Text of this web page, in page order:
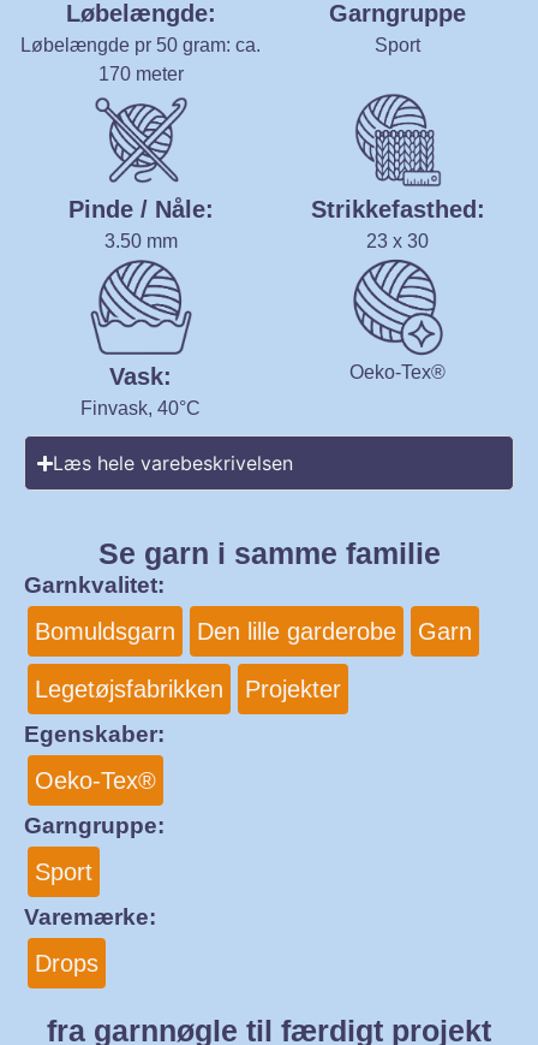
Løbelængde:
Løbelængde pr 50 gram: ca.
170 meter
Garngruppe
Sport
Pinde / Nåle:
3.50 mm
Strikkefasthed:
23 x 30
Vask:
Finvask, 40°C
Oeko-Tex®
Læs hele varebeskrivelsen
Se garn i samme familie
Garnkvalitet:
Bomuldsgarn Den lille garderobe Garn
Legetøjsfabrikken Projekter
Egenskaber:
Oeko-Tex®
Garngruppe:
Sport
Varemærke:
Drops
fra garnnøgle til færdigt projekt